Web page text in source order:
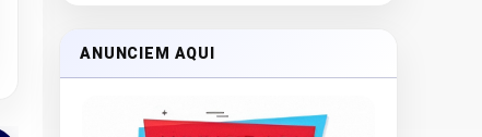
ANUNCIEM AQUI